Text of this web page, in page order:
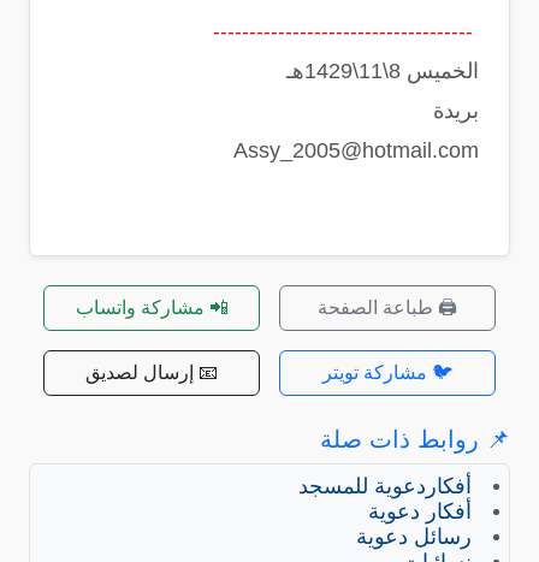
------------------------------------
الخميس 8\11\1429هـ
بريدة
Assy_2005@hotmail.com
🖨️ طباعة الصفحة 📲 مشاركة واتساب
🐦 مشاركة تويتر 📧 إرسال لصديق
📌 روابط ذات صلة
أفكاردعوية للمسجد
أفكار دعوية
رسائل دعوية